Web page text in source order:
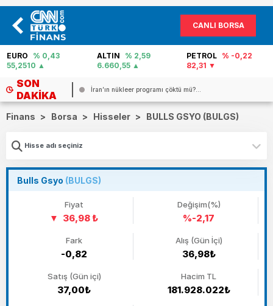
CANLI BORSA
EURO
% 0,43
55,2510
ALTIN
% 2,59
6.660,55
PETROL % -0,22
82,31
SON
DAKIKA
İran’ın nükleer programı çöktü mü?...
Finans > Borsa > Hisseler > BULLS GSYO (BULGS)
Bulls Gsyo (BULGS)
Fiyat
36,98 ₺
Değişim(%)
%-2,17
Fark
-0,82
Alış (Gün İçi)
36,98₺
Satış (Gün içi)
37,00₺
Hacim TL
181.928.022₺